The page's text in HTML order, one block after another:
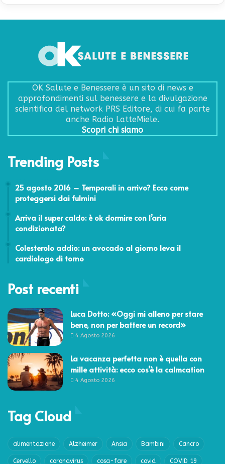
OK Salute e Benessere è un sito di news e
approfondimenti sul benessere e la divulgazione
scientifica del network PRS Editore, di cui fa parte
anche Radio LatteMiele.
Scopri chi siamo
Trending Posts
25 agosto 2016 – Temporali in arrivo? Ecco come
proteggersi dai fulmini
Arriva il super caldo: è ok dormire con l’aria
condizionata?
Colesterolo addio: un avocado al giorno leva il
cardiologo di torno
Post recenti
Luca Dotto: «Oggi mi alleno per stare
bene, non per battere un record»
4 Agosto 2026
La vacanza perfetta non è quella con
mille attività: ecco cos’è la calmcation
4 Agosto 2026
Tag Cloud
alimentazione Alzheimer Ansia Bambini Cancro
Cervello coronavirus cosa-fare covid COVID 19